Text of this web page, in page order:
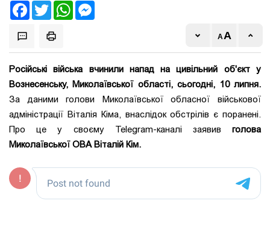
FacebookTwitter WhatsApp
Російські війська вчинили напад на цивільний об'єкт у
Вознесенську, Миколаївської області, сьогодні, 10 липня.
За даними голови Миколаївської обласної військової
адміністрації Віталія Кіма, внаслідок обстрілів є поранені.
Про це у своєму Telegram-каналі заявив голова
Миколаївської ОВА Віталій Кім.